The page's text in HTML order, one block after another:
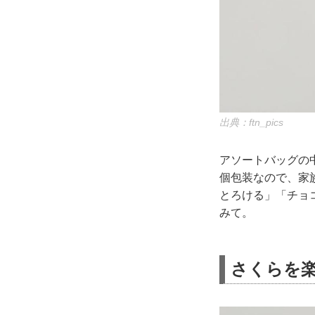
出典：ftn_pics
アソートバッグの
個包装なので、家
とろける」「チョ
みて。
さくらを